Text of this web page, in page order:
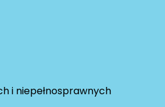
i niepełnosprawnych